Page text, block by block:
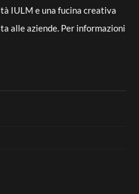
IULM e una fucina creativa
alle aziende. Per informazioni